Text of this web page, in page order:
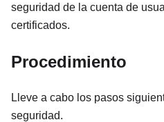
seguridad de la cuenta de
certificados.
Procedimiento
Lleve a cabo los pasos
seguridad.